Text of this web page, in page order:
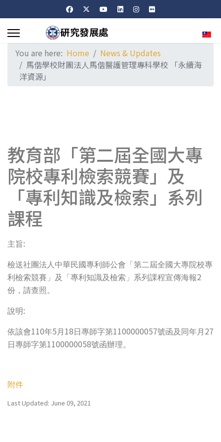
You are here: Home
News & Updates
馬偕學校財團法人馬偕醫護管理專科學校 「永續海
洋資源」
教育部「第二屆全國大專
院校專利檢索競賽」及
「專利知識及檢索」系列
課程
主旨:
檢送社團法人中華民國專利師公會「第二屆全國大專院校專
利檢索競賽」及「專利知識及檢索」系列課程宣傳海報2
份，請查照。
說明:
依該會110年5 月 18 日專師字第1100000057號函及同年月 27
日專師字第1100000058號函辦理。
附件
Last Updated: June 09, 2021